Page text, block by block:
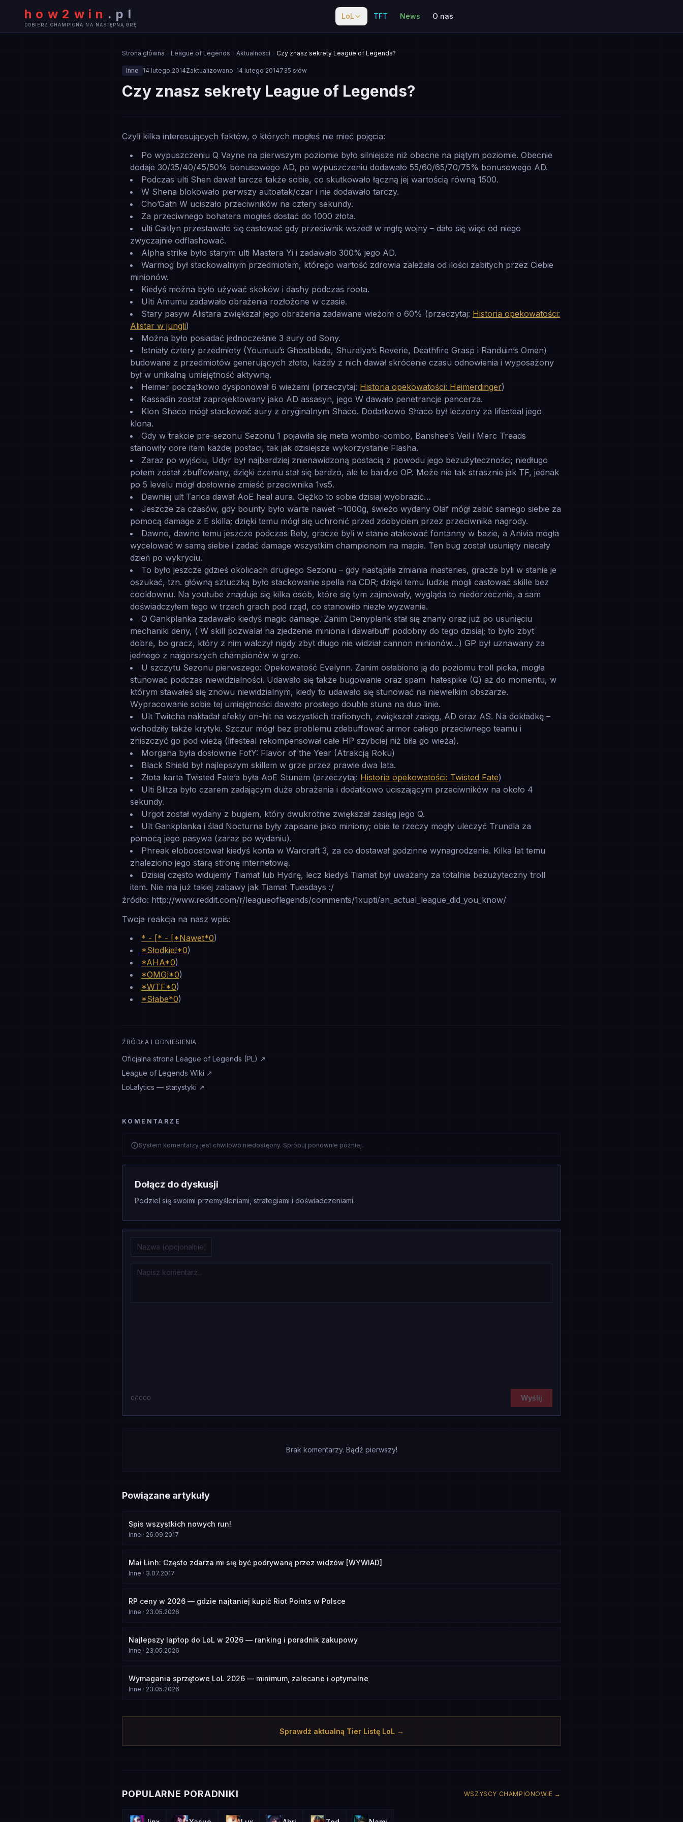
how2win . pl
DOBIERZ CHAMPIONA NA NASTĘPNĄ GRĘ
LoL TFT News O nas
Strona główna League of Legends Aktualności Czy znasz sekrety League of Legends?
Inne 14 lutego 2014Zaktualizowano: 14 lutego 2014735 słów
Czy znasz sekrety League of Legends?
🎮
Czyli kilka interesujących faktów, o których mogłeś nie mieć pojęcia:
Po wypuszczeniu Q Vayne na pierwszym poziomie było silniejsze niż obecne na piątym poziomie. Obecnie
dodaje 30/35/40/45/50% bonusowego AD, po wypuszczeniu dodawało 55/60/65/70/75% bonusowego AD.
Podczas ulti Shen dawał tarcze także sobie, co skutkowało łączną jej wartością równą 1500.
W Shena blokowało pierwszy autoatak/czar i nie dodawało tarczy.
Cho’Gath W uciszało przeciwników na cztery sekundy.
Za przeciwnego bohatera mogłeś dostać do 1000 złota.
ulti Caitlyn przestawało się castować gdy przeciwnik wszedł w mgłę wojny – dało się więc od niego
zwyczajnie odflashować.
Alpha strike było starym ulti Mastera Yi i zadawało 300% jego AD.
Warmog był stackowalnym przedmiotem, którego wartość zdrowia zależała od ilości zabitych przez Ciebie
minionów.
Kiedyś można było używać skoków i dashy podczas roota.
Ulti Amumu zadawało obrażenia rozłożone w czasie.
Stary pasyw Alistara zwiększał jego obrażenia zadawane wieżom o 60% (przeczytaj: Historia opekowatości:
Alistar w jungli)
Można było posiadać jednocześnie 3 aury od Sony.
Istniały cztery przedmioty (Youmuu’s Ghostblade, Shurelya’s Reverie, Deathfire Grasp i Randuin’s Omen)
budowane z przedmiotów generujących złoto, każdy z nich dawał skrócenie czasu odnowienia i wyposażony
był w unikalną umiejętność aktywną.
Heimer początkowo dysponował 6 wieżami (przeczytaj: Historia opekowatości: Heimerdinger)
Kassadin został zaprojektowany jako AD assasyn, jego W dawało penetrancje pancerza.
Klon Shaco mógł stackować aury z oryginalnym Shaco. Dodatkowo Shaco był leczony za lifesteal jego
klona.
Gdy w trakcie pre-sezonu Sezonu 1 pojawiła się meta wombo-combo, Banshee’s Veil i Merc Treads
stanowiły core item każdej postaci, tak jak dzisiejsze wykorzystanie Flasha.
Zaraz po wyjściu, Udyr był najbardziej znienawidzoną postacią z powodu jego bezużyteczności; niedługo
potem został zbuffowany, dzięki czemu stał się bardzo, ale to bardzo OP. Może nie tak strasznie jak TF, jednak
po 5 levelu mógł dosłownie zmieść przeciwnika 1vs5.
Dawniej ult Tarica dawał AoE heal aura. Ciężko to sobie dzisiaj wyobrazić…
Jeszcze za czasów, gdy bounty było warte nawet ~1000g, świeżo wydany Olaf mógł zabić samego siebie za
pomocą damage z E skilla; dzięki temu mógł się uchronić przed zdobyciem przez przeciwnika nagrody.
Dawno, dawno temu jeszcze podczas Bety, gracze byli w stanie atakować fontanny w bazie, a Anivia mogła
wycelować w samą siebie i zadać damage wszystkim championom na mapie. Ten bug został usunięty niecały
dzień po wykryciu.
To było jeszcze gdzieś okolicach drugiego Sezonu – gdy nastąpiła zmiania masteries, gracze byli w stanie je
oszukać, tzn. główną sztuczką było stackowanie spella na CDR; dzięki temu ludzie mogli castować skille bez
cooldownu. Na youtube znajduje się kilka osób, które się tym zajmowały, wygląda to niedorzecznie, a sam
doświadczyłem tego w trzech grach pod rząd, co stanowiło niezłe wyzwanie.
Q Gankplanka zadawało kiedyś magic damage. Zanim Denyplank stał się znany oraz już po usunięciu
mechaniki deny, ( W skill pozwalał na zjedzenie miniona i dawałbuff podobny do tego dzisiaj; to było zbyt
dobre, bo gracz, który z nim walczył nigdy zbyt długo nie widział cannon minionów…) GP był uznawany za
jednego z najgorszych championów w grze.
U szczytu Sezonu pierwszego: Opekowatość Evelynn. Zanim osłabiono ją do poziomu troll picka, mogła
stunować podczas niewidzialności. Udawało się także bugowanie oraz spam hatespike (Q) aż do momentu, w
którym stawałeś się znowu niewidzialnym, kiedy to udawało się stunować na niewielkim obszarze.
Wypracowanie sobie tej umiejętności dawało prostego double stuna na duo linie.
Ult Twitcha nakładał efekty on-hit na wszystkich trafionych, zwiększał zasięg, AD oraz AS. Na dokładkę –
wchodziły także krytyki. Szczur mógł bez problemu zdebuffować armor całego przeciwnego teamu i
zniszczyć go pod wieżą (lifesteal rekompensował całe HP szybciej niż biła go wieża).
Morgana była dosłownie FotY: Flavor of the Year (Atrakcją Roku)
Black Shield był najlepszym skillem w grze przez prawie dwa lata.
Złota karta Twisted Fate’a była AoE Stunem (przeczytaj: Historia opekowatości: Twisted Fate)
Ulti Blitza było czarem zadającym duże obrażenia i dodatkowo uciszającym przeciwników na około 4
sekundy.
Urgot został wydany z bugiem, który dwukrotnie zwiększał zasięg jego Q.
Ult Gankplanka i ślad Nocturna były zapisane jako miniony; obie te rzeczy mogły uleczyć Trundla za
pomocą jego pasywa (zaraz po wydaniu).
Phreak eloboostował kiedyś konta w Warcraft 3, za co dostawał godzinne wynagrodzenie. Kilka lat temu
znaleziono jego starą stronę internetową.
Dzisiaj często widujemy Tiamat lub Hydrę, lecz kiedyś Tiamat był uważany za totalnie bezużyteczny troll
item. Nie ma już takiej zabawy jak Tiamat Tuesdays :/
źródło: http://www.reddit.com/r/leagueoflegends/comments/1xupti/an_actual_league_did_you_know/
Twoja reakcja na nasz wpis:
* - [* - [*Nawet*0)
*Słodkie!*0)
*AHA*0)
*OMG!*0)
*WTF*0)
*Słabe*0)
ŹRÓDŁA I ODNIESIENIA
Oficjalna strona League of Legends (PL) ↗
League of Legends Wiki ↗
LoLalytics — statystyki ↗
KOMENTARZE
System komentarzy jest chwilowo niedostępny. Spróbuj ponownie później.
Dołącz do dyskusji
Podziel się swoimi przemyśleniami, strategiami i doświadczeniami.
0/1000 Wyślij
Brak komentarzy. Bądź pierwszy!
Powiązane artykuły
Spis wszystkich nowych run!
Inne · 26.09.2017
Mai Linh: Często zdarza mi się być podrywaną przez widzów [WYWIAD]
Inne · 3.07.2017
RP ceny w 2026 — gdzie najtaniej kupić Riot Points w Polsce
Inne · 23.05.2026
Najlepszy laptop do LoL w 2026 — ranking i poradnik zakupowy
Inne · 23.05.2026
Wymagania sprzętowe LoL 2026 — minimum, zalecane i optymalne
Inne · 23.05.2026
Sprawdź aktualną Tier Listę LoL →
POPULARNE PORADNIKI WSZYSCY CHAMPIONOWIE →